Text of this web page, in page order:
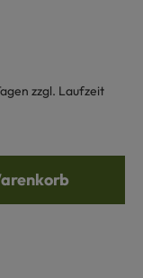
zzgl. Laufzeit